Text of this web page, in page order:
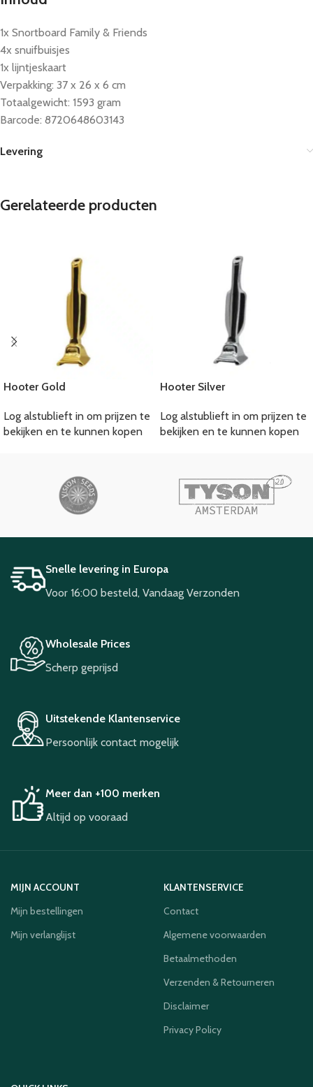
1x Snortboard Family & Friends
4x snuifbuisjes
1x lijntjeskaart
Verpakking: 37 x 26 x 6 cm
Totaalgewicht: 1593 gram
Barcode: 8720648603143
Levering
Gerelateerde producten
Hooter Gold
Log alstublieft in om prijzen te
bekijken en te kunnen kopen
Hooter Silver
Log alstublieft in om prijzen te
bekijken en te kunnen kopen
Snelle levering in Europa
Voor 16:00 besteld, Vandaag Verzonden
Wholesale Prices
Scherp geprijsd
Uitstekende Klantenservice
Persoonlijk contact mogelijk
Meer dan +100 merken
Altijd op vooraad
MIJN ACCOUNT
Mijn bestellingen
Mijn verlanglijst
KLANTENSERVICE
Contact
Algemene voorwaarden
Betaalmethoden
Verzenden & Retourneren
Disclaimer
Privacy Policy